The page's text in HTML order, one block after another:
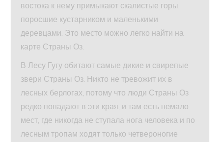
востока к нему примыкают скалистые горы,
поросшие кустарником и маленькими
деревцами. Это место можно легко найти на
карте Страны Оз.
В Лесу Гугу обитают самые дикие и свирепые
звери Страны Оз. Никто не тревожит их в
лесных берлогах, потому что люди Страны Оз
редко попадают в эти края, и там есть немало
мест, где никогда не ступала нога человека и по
лесным тропам ходят только четвероногие